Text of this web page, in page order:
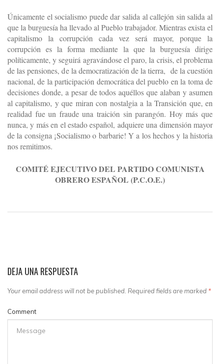
Únicamente el socialismo puede dar salida al callejón sin salida al
que la burguesía ha llevado al Pueblo trabajador. Mientras exista el
capitalismo la corrupción cada vez será mayor, porque la
corrupción es la forma mediante la que la burguesía dirige
políticamente, y seguirá agravándose el paro, la crisis, el problema
de las pensiones, de la democratización de la tierra, de la cuestión
nacional, de la participación democrática del pueblo en la toma de
decisiones donde, a pesar de todos aquéllos que alaban y asumen
al capitalismo, y que miran con nostalgia a la Transición que, en
realidad fue un fraude una traición sin parangón. Hoy más que
nunca, y más en el estado español, adquiere una dimensión mayor
de la consigna ¡Socialismo o barbarie! Y a los hechos y la historia
nos remitimos.
COMITÉ EJECUTIVO DEL PARTIDO COMUNISTA
OBRERO ESPAÑOL (P.C.O.E.)
DEJA UNA RESPUESTA
Your email address will not be published. Required fields are marked *
Comment